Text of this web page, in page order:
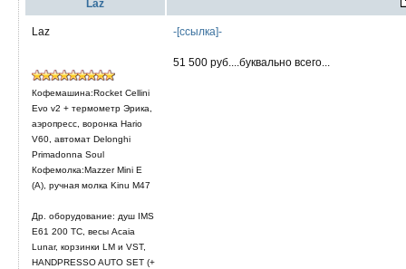
Laz
Laz
Кофемашина:Rocket Cellini
Evo v2 + термометр Эрика,
аэропресс, воронка Hario
V60, автомат Delonghi
Primadonna Soul
Кофемолка:Mazzer Mini E
(A), ручная молка Kinu M47
Др. оборудование: душ IMS
E61 200 TC, весы Acaia
Lunar, корзинки LM и VST,
HANDPRESSO AUTO SET (+
-[ссылка]-
51 500 руб....буквально всего...